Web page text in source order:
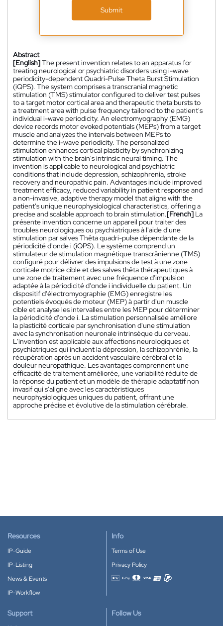
Submit
Abstract
[English]The present invention relates to an apparatus for
treating neurological or psychiatric disorders using i-wave
periodicity-dependent Quadri-Pulse Theta Burst Stimulation
(iQPS). The system comprises a transcranial magnetic
stimulation (TMS) stimulator configured to deliver test pulses
to a target motor cortical area and therapeutic theta bursts to
a treatment area with pulse frequency tailored to the patient's
individual i-wave periodicity. An electromyography (EMG)
device records motor evoked potentials (MEPs) from a target
muscle and analyzes the intervals between MEPs to
determine the i-wave periodicity. The personalized
stimulation enhances cortical plasticity by synchronizing
stimulation with the brain's intrinsic neural timing. The
invention is applicable to neurological and psychiatric
conditions that include depression, schizophrenia, stroke
recovery and neuropathic pain. Advantages include improved
treatment efficacy, reduced variability in patient response and
a non-invasive, adaptive therapy model that aligns with the
patient's unique neurophysiological characteristics, offering a
precise and scalable approach to brain stimulation.[French] La
présente invention concerne un appareil pour traiter des
troubles neurologiques ou psychiatriques à l'aide d'une
stimulation par salves Thêta quadri-pulse dépendante de la
périodicité d'onde i (iQPS). Le système comprend un
stimulateur de stimulation magnétique transcrânienne (TMS)
configuré pour délivrer des impulsions de test à une zone
corticale motrice cible et des salves thêta thérapeutiques à
une zone de traitement avec une fréquence d'impulsion
adaptée à la périodicité d'onde i individuelle du patient. Un
dispositif d'électromyographie (EMG) enregistre les
potentiels évoqués de moteur (MEP) à partir d'un muscle
cible et analyse les intervalles entre les MEP pour déterminer
la périodicité d'onde i. La stimulation personnalisée améliore
la plasticité corticale par synchronisation d'une stimulation
avec la synchronisation neuronale intrinsèque du cerveau.
L'invention est applicable aux affections neurologiques et
psychiatriques qui incluent la dépression, la schizophrénie, la
récupération après un accident vasculaire cérébral et la
douleur neuropathique. Les avantages comprennent une
efficacité de traitement améliorée, une variabilité réduite de
la réponse du patient et un modèle de thérapie adaptatif non
invasif qui s'aligne avec les caractéristiques
neurophysiologiques uniques du patient, offrant une
approche précise et évolutive de la stimulation cérébrale.
Resources
IP-Guide
IP-Listing
News & Events
IP-Workflow
Info
Terms of Use
Privacy Policy
Accepted payment methods
Support Follow Us